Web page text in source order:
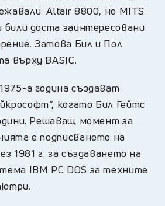
Altair 8800, но MITS
били доста заинтересовани
Затова Бил и Пол
върху BASIC.
а година създават
когато Бил Гейтс
Решаващ момент за
е подписването на
1981 г. за създаването на
IBM PC DOS за техните